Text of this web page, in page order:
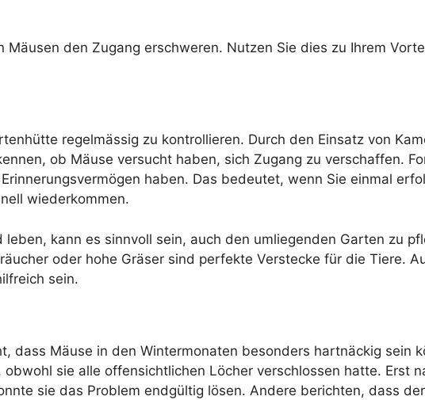
Mäusen den Zugang erschweren. Nutzen Sie dies zu Ihrem
regelmässig zu kontrollieren. Durch den Einsatz von
ob Mäuse versucht haben, sich Zugang zu verschaffen.
haben. Das bedeutet, wenn Sie einmal
wiederkommen.
kann es sinnvoll sein, auch den umliegenden Garten zu
oder hohe Gräser sind perfekte Verstecke für die Tiere.
sein.
dass Mäuse in den Wintermonaten besonders hartnäckig sein
sie alle offensichtlichen Löcher verschlossen hatte. Erst
sie das Problem endgültig lösen. Andere berichten, dass